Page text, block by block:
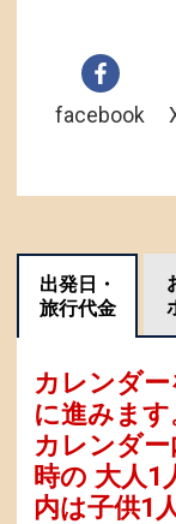
facebook
出発日・
旅行代金
カレンダ
に進みます
カレンダ
時の 大人1
内は子供1